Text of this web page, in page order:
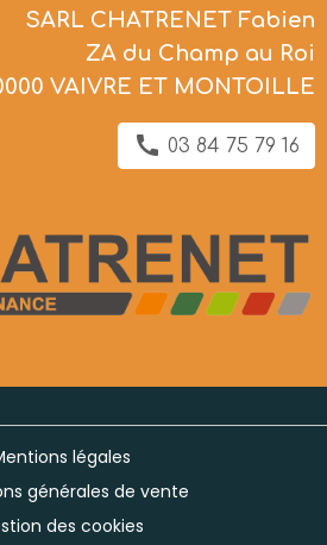
SARL CHATRENET Fabien
ZA du Champ au Roi
VAIVRE ET MONTOILLE
03 84 75 79 16
légales
générales de vente
des cookies